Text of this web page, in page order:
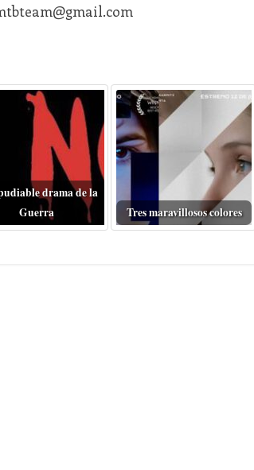
drama de la
Guerra
Tres maravillosos colores